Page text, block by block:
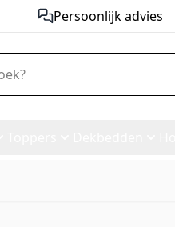
Persoonlijk advies